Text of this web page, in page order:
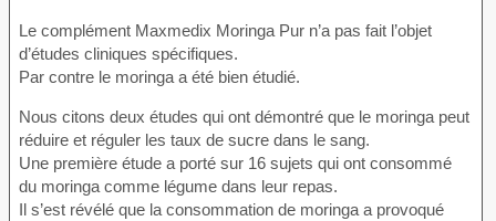
Le complément Maxmedix Moringa Pur n’a pas fait l’objet
d’études cliniques spécifiques.
Par contre le moringa a été bien étudié.
Nous citons deux études qui ont démontré que le moringa peut
réduire et réguler les taux de sucre dans le sang.
Une première étude a porté sur 16 sujets qui ont consommé
du moringa comme légume dans leur repas.
Il s’est révélé que la consommation de moringa a provoqué